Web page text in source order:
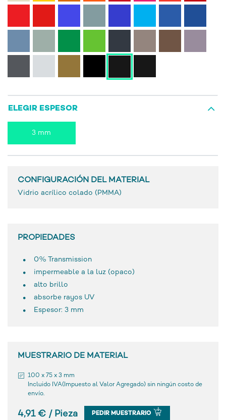
ELEGIR ESPESOR
3 mm
CONFIGURACIÓN DEL MATERIAL
Vidrio acrílico colado (PMMA)
PROPIEDADES
0% Transmission
impermeable a la luz (opaco)
alto brillo
absorbe rayos UV
Espesor: 3 mm
MUESTRARIO DE MATERIAL
100 x 75 x 3 mm
Incluido IVA(Impuesto al Valor Agregado) sin ningún costo de
envío.
4,91 € / Pieza PEDIR MUESTRARIO